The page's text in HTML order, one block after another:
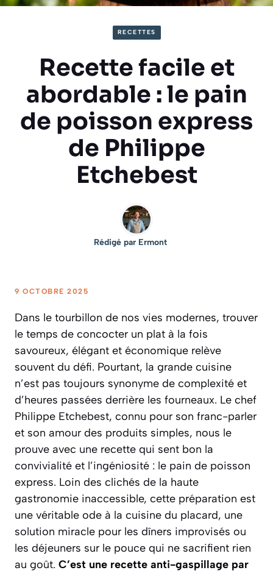
RECETTES
Recette facile et
abordable : le pain
de poisson express
de Philippe
Etchebest
Rédigé par Ermont
9 OCTOBRE 2025
Dans le tourbillon de nos vies modernes, trouver
le temps de concocter un plat à la fois
savoureux, élégant et économique relève
souvent du défi. Pourtant, la grande cuisine
n’est pas toujours synonyme de complexité et
d’heures passées derrière les fourneaux. Le chef
Philippe Etchebest, connu pour son franc-parler
et son amour des produits simples, nous le
prouve avec une recette qui sent bon la
convivialité et l’ingéniosité : le pain de poisson
express. Loin des clichés de la haute
gastronomie inaccessible, cette préparation est
une véritable ode à la cuisine du placard, une
solution miracle pour les dîners improvisés ou
les déjeuners sur le pouce qui ne sacrifient rien
au goût. C’est une recette anti-gaspillage par